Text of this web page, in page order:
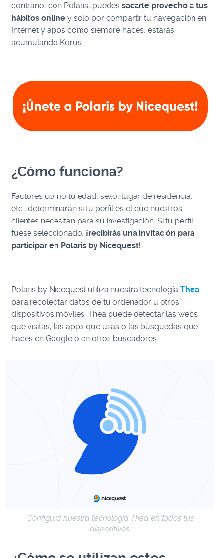
contrario, con Polaris, puedessacarle provecho a tus
hábitos online y solo por compartir tu navegación en
Internet y apps como siempre haces, estarás
acumulando Korus.
¿Cómo funciona?
Factores como tu edad, sexo, lugar de residencia,
etc., determinarán si tu perfil es el que nuestros
clientes necesitan para su investigación. Si tu perfil
fuese seleccionado, ¡recibirás una invitación para
participar en Polaris by Nicequest!
Polaris by Nicequest utiliza nuestra tecnologíaThea
para recolectar datos de tu ordenador u otros
dispositivos móviles. Thea puede detectar las webs
que visitas, las apps que usas o las búsquedas que
haces en Google o en otros buscadores.
Configura nuestra tecnología Thea en todos tus
dispositivos.